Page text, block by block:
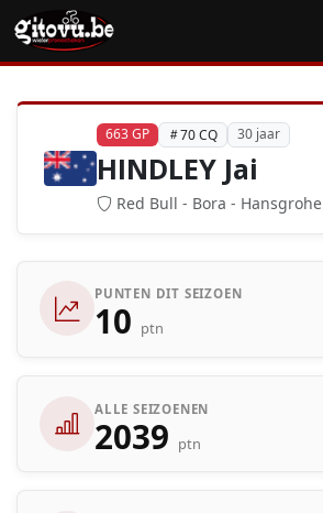
663 GP 70 CQ 30 jaar
HINDLEY Jai
Red Bull - Bora - Hansgrohe
PUNTEN DIT SEIZOEN
10 ptn
ALLE SEIZOENEN
2039 ptn